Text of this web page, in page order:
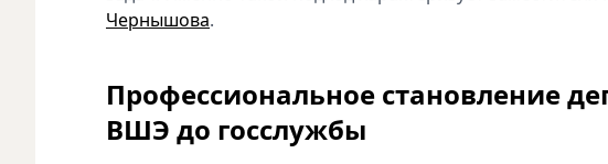
Чернышова.
Профессиональное становление
ВШЭ до госслужбы